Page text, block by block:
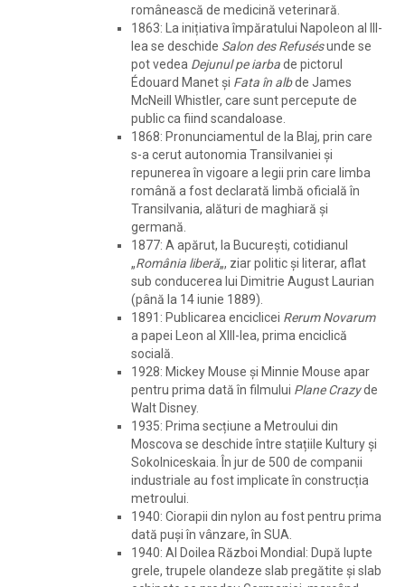
românească de medicină veterinară.
1863: La inițiativa împăratului Napoleon al III-
lea se deschide Salon des Refusésunde se
pot vedea Dejunul pe iarbade pictorul
Édouard Manet și Fata în albde James
McNeill Whistler, care sunt percepute de
public ca fiind scandaloase.
1868: Pronunciamentul de la Blaj, prin care
s-a cerut autonomia Transilvaniei și
repunerea în vigoare a legii prin care limba
română a fost declarată limbă oficială în
Transilvania, alături de maghiară și
germană.
1877: A apărut, la București, cotidianul
„România liberă„, ziar politic și literar, aflat
sub conducerea lui Dimitrie August Laurian
(până la 14 iunie 1889).
1891: Publicarea enciclicei Rerum Novarum
a papei Leon al XIII-lea, prima enciclică
socială.
1928: Mickey Mouse și Minnie Mouse apar
pentru prima dată în filmului Plane Crazyde
Walt Disney.
1935: Prima secțiune a Metroului din
Moscova se deschide între stațiile Kultury și
Sokolniceskaia. În jur de 500 de companii
industriale au fost implicate în construcția
metroului.
1940: Ciorapii din nylon au fost pentru prima
dată puși în vânzare, în SUA.
1940: Al Doilea Război Mondial: După lupte
grele, trupele olandeze slab pregătite și slab